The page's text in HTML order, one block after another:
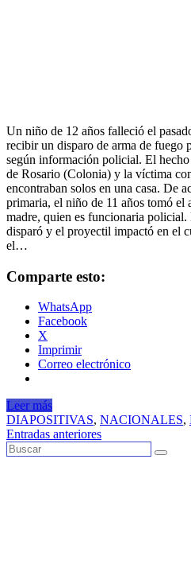
Un niño de 12 años falleció el
recibir un disparo de arma de fuego
según información policial. El
de Rosario (Colonia) y la víctima
encontraban solos en una casa. De
primaria, el niño de 11 años tomó el
madre, quien es funcionaria
disparó y el proyectil impactó en el
el…
Comparte esto:
WhatsApp
Facebook
X
Imprimir
Correo electrónico
Leer más
DIAPOSITIVAS, NACIONALES,
Navegación
de
Entradas anteriores